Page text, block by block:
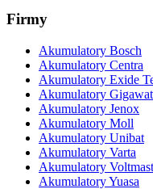
Firmy
Akumulatory Bosch
Akumulatory Centra
Akumulatory Exide
Akumulatory
Akumulatory Jenox
Akumulatory Moll
Akumulatory Unibat
Akumulatory Varta
Akumulatory
Akumulatory Yuasa